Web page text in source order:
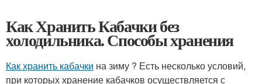
Как Хранить Кабачки без
холодильника. Способы хранения
Как хранить кабачки на зиму ? Есть несколько условий,
при которых хранение кабачков осуществляется с